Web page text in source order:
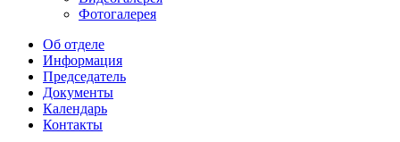
Фотогалерея
Об отделе
Информация
Председатель
Документы
Календарь
Контакты